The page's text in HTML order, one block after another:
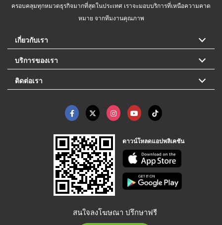
ครอบคลุมทุกหมวดธุรกิจมากที่สุดในประเทศ เราจะมอบบริการที่เหนือความคาด
หมาย จากทีมงานคุณภาพ
เกี่ยวกับเรา
บริการของเรา
ติดต่อเรา
ดาวน์โหลดแอปพลิเคชัน
สนใจลงโฆษณา ปรึกษาฟรี